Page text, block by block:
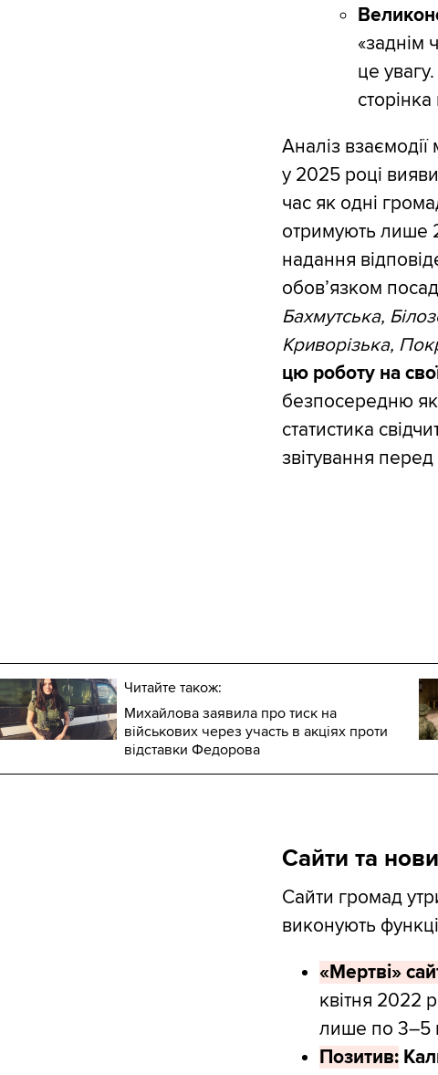
«заднім
це увагу.
Аналіз
у 2025 році
час як одні
отримують лише
надання
обов’язком
Бахмутська,
Криворізька,
цю роботу на
безпосередню
статистика
звітування
Читайте також:
Михайлова заявила про тиск на
військових через участь в акціях проти
відставки Федорова
Сайти та
Сайти громад
виконують
«Мертві»
квітня 2022
лише по 3–5
Позитив: